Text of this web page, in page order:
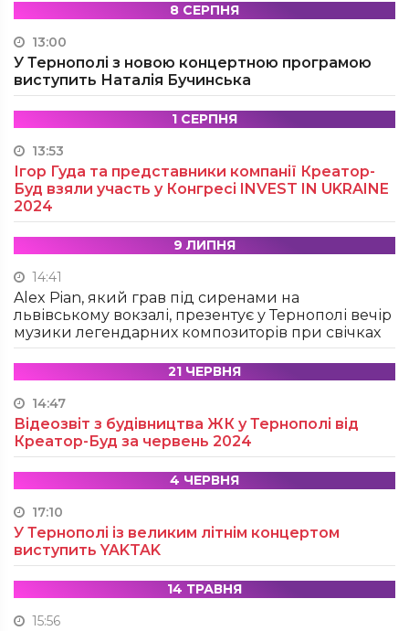
8 СЕРПНЯ
13:00
У Тернополі з новою концертною програмою
виступить Наталія Бучинська
1 СЕРПНЯ
13:53
Ігор Гуда та представники компанії Креатор-
Буд взяли участь у Конгресі INVEST IN UKRAINE
2024
9 ЛИПНЯ
14:41
Alex Pian, який грав під сиренами на
львівському вокзалі, презентує у Тернополі вечір
музики легендарних композиторів при свічках
21 ЧЕРВНЯ
14:47
Відеозвіт з будівництва ЖК у Тернополі від
Креатор-Буд за червень 2024
4 ЧЕРВНЯ
17:10
У Тернополі із великим літнім концертом
виступить YAKTAK
14 ТРАВНЯ
15:56